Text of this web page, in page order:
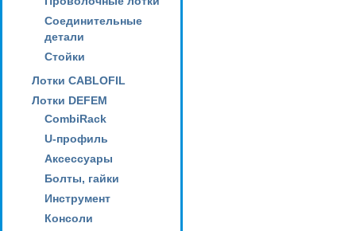
Соединительные
детали
Стойки
Лотки CABLOFIL
Лотки DEFEM
CombiRack
U-профиль
Аксессуары
Болты, гайки
Инструмент
Консоли